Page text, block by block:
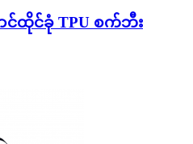
ထိုင်ခုံ TPU စက်ဘီး